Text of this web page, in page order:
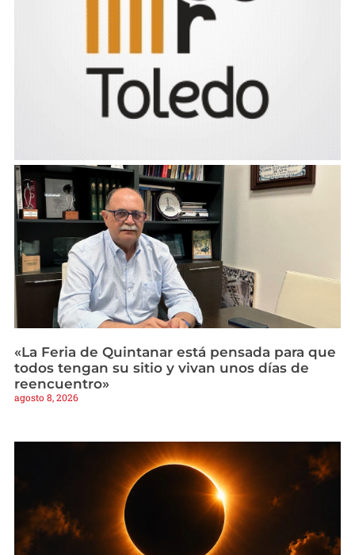
«La Feria de Quintanar está pensada para que
todos tengan su sitio y vivan unos días de
reencuentro»
agosto 8, 2026